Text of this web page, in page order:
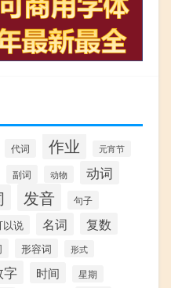
代词 作业 元宵节
副词 动物 动词
发音 句子
以说 名词 复数
形容词 形式
字 时间 星期